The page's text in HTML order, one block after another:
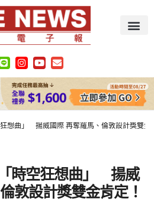
想曲」 揚威國際 再奪羅馬、倫敦設計獎雙金
時空狂想曲」 揚威
敦設計獎雙金肯定！